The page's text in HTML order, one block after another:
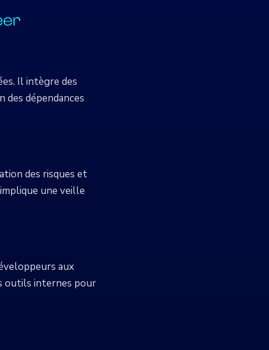
Il intègre des
des dépendances
des risques et
une veille
aux
outils internes pour